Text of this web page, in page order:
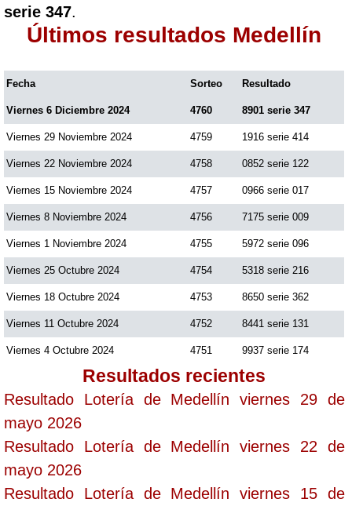
serie 347.
Últimos resultados Medellín
Fecha Sorteo Resultado
Viernes 6 Diciembre 2024 4760 8901 serie 347
Viernes 29 Noviembre 2024 4759 1916 serie 414
Viernes 22 Noviembre 2024 4758 0852 serie 122
Viernes 15 Noviembre 2024 4757 0966 serie 017
Viernes 8 Noviembre 2024 4756 7175 serie 009
Viernes 1 Noviembre 2024 4755 5972 serie 096
Viernes 25 Octubre 2024 4754 5318 serie 216
Viernes 18 Octubre 2024 4753 8650 serie 362
Viernes 11 Octubre 2024 4752 8441 serie 131
Viernes 4 Octubre 2024 4751 9937 serie 174
Resultados recientes
Resultado Lotería de Medellín viernes 29 de
mayo 2026
Resultado Lotería de Medellín viernes 22 de
mayo 2026
Resultado Lotería de Medellín viernes 15 de